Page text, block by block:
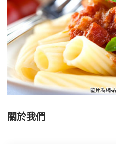
聯絡我們
關於我們